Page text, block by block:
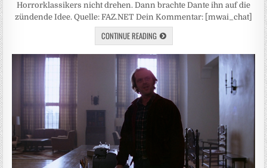
Horrorklassikers nicht drehen. Dann brachte Dante ihn auf die
zündende Idee. Quelle: FAZ.NET Dein Kommentar: [mwai_chat]
CONTINUE READING